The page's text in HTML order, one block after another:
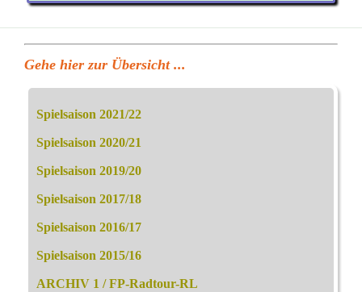
Gehe hier zur Übersicht ...
Spielsaison 2021/22
Spielsaison 2020/21
Spielsaison 2019/20
Spielsaison 2017/18
Spielsaison 2016/17
Spielsaison 2015/16
ARCHIV 1 / FP-Radtour-RL